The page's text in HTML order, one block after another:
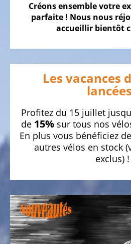
de
ville
pliables
tandem
couchés
3
roues
couchés
roues
LE
VÉLO
Créons ensemble votre
parfaite ! Nous nous
accueillir bientôt
Les vacances
Profitez du 15 juillet
de 15% sur tous nos
En plus vous bénéficiez de
autres vélos en stock
exclus) !